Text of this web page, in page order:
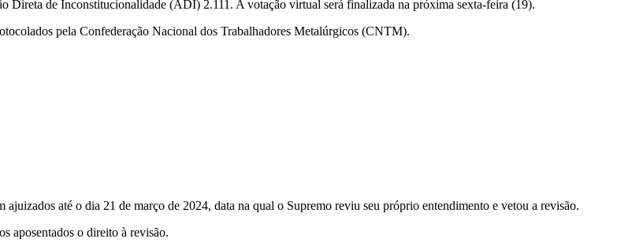
de Inconstitucionalidade (ADI) 2.111. A votação virtual será finalizada na próxima sexta-feira (19).
pela Confederação Nacional dos Trabalhadores Metalúrgicos (CNTM).
até o dia 21 de março de 2024, data na qual o Supremo reviu seu próprio entendimento e vetou a revisão.
aposentados o direito à revisão.